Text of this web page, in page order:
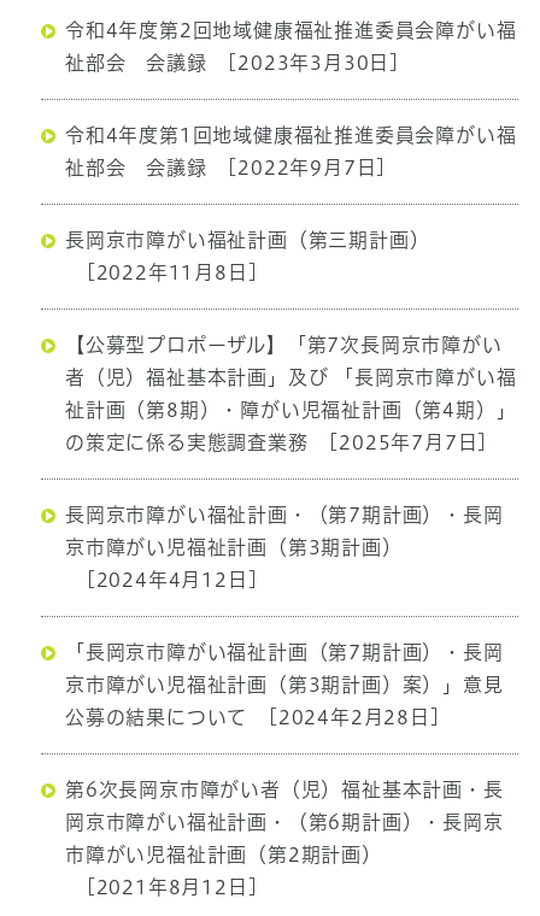
令和4年度第2回地域健康福祉推進委員会障がい福
祉部会 会議録
[2023年3月30日]
令和4年度第1回地域健康福祉推進委員会障がい福
祉部会 会議録
[2022年9月7日]
長岡京市障がい福祉計画（第三期計画）
[2022年11月8日]
【公募型プロポーザル】「第7次長岡京市障がい
者（児）福祉基本計画」及び 「長岡京市障がい福
祉計画（第8期）・障がい児福祉計画（第4期）」
の策定に係る実態調査業務
[2025年7月7日]
長岡京市障がい福祉計画・（第7期計画）・長岡
京市障がい児福祉計画（第3期計画）
[2024年4月12日]
「長岡京市障がい福祉計画（第7期計画）・長岡
京市障がい児福祉計画（第3期計画）案）」意見
公募の結果について
[2024年2月28日]
第6次長岡京市障がい者（児）福祉基本計画・長
岡京市障がい福祉計画・（第6期計画）・長岡京
市障がい児福祉計画（第2期計画）
[2021年8月12日]